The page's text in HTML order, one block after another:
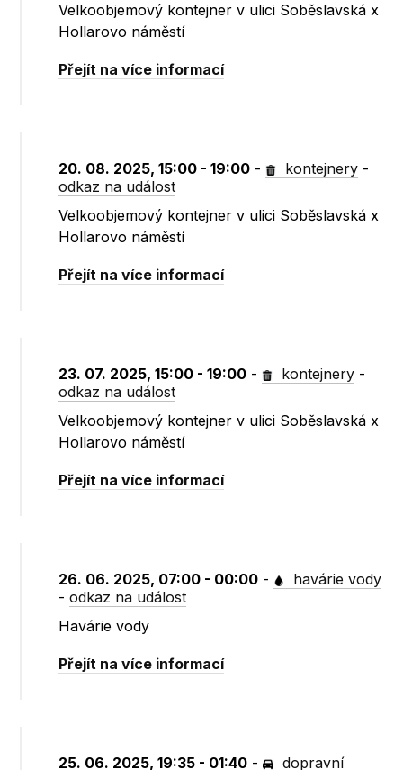
Velkoobjemový kontejner v ulici Soběslavská x
Hollarovo náměstí
Přejít na více informací
20. 08. 2025, 15:00 - 19:00 - kontejnery -
odkaz na událost
Velkoobjemový kontejner v ulici Soběslavská x
Hollarovo náměstí
Přejít na více informací
23. 07. 2025, 15:00 - 19:00 - kontejnery -
odkaz na událost
Velkoobjemový kontejner v ulici Soběslavská x
Hollarovo náměstí
Přejít na více informací
26. 06. 2025, 07:00 - 00:00 -
havárie vody
-odkaz na událost
Havárie vody
Přejít na více informací
25. 06. 2025, 19:35 - 01:40 - dopravní